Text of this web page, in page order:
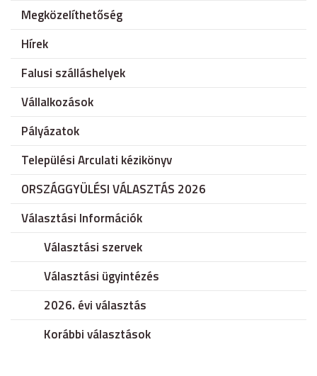
Megközelíthetőség
Hírek
Falusi szálláshelyek
Vállalkozások
Pályázatok
Települési Arculati kézikönyv
ORSZÁGGYÜLÉSI VÁLASZTÁS 2026
Választási Információk
Választási szervek
Választási ügyintézés
2026. évi választás
Korábbi választások